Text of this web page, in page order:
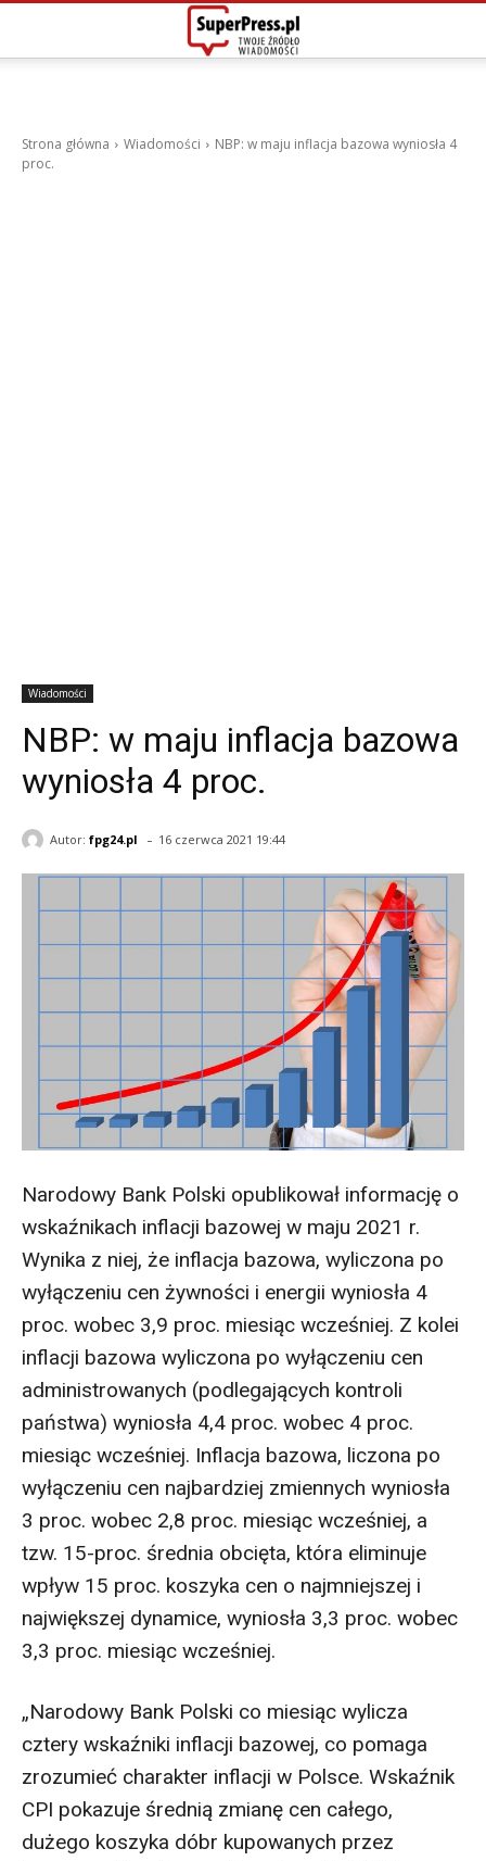
Strona główna Wiadomości
NBP: w maju inflacja bazowa wyniosła 4
proc.
Wiadomości
NBP: w maju inflacja bazowa
wyniosła 4 proc.
Autor: fpg24.pl - 16 czerwca 2021 19:44
Narodowy Bank Polski opublikował informację o
wskaźnikach inflacji bazowej w maju 2021 r.
Wynika z niej, że inflacja bazowa, wyliczona po
wyłączeniu cen żywności i energii wyniosła 4
proc. wobec 3,9 proc. miesiąc wcześniej. Z kolei
inflacji bazowa wyliczona po wyłączeniu cen
administrowanych (podlegających kontroli
państwa) wyniosła 4,4 proc. wobec 4 proc.
miesiąc wcześniej. Inflacja bazowa, liczona po
wyłączeniu cen najbardziej zmiennych wyniosła
3 proc. wobec 2,8 proc. miesiąc wcześniej, a
tzw. 15-proc. średnia obcięta, która eliminuje
wpływ 15 proc. koszyka cen o najmniejszej i
największej dynamice, wyniosła 3,3 proc. wobec
3,3 proc. miesiąc wcześniej.
„Narodowy Bank Polski co miesiąc wylicza
cztery wskaźniki inflacji bazowej, co pomaga
zrozumieć charakter inflacji w Polsce. Wskaźnik
CPI pokazuje średnią zmianę cen całego,
dużego koszyka dóbr kupowanych przez